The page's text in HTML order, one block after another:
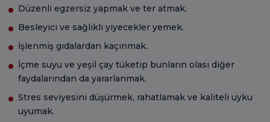
Düzenli egzersiz yapmak ve ter atmak.
Besleyici ve sağlıklı yiyecekler yemek.
İşlenmiş gıdalardan kaçınmak.
İçme suyu ve yeşil çay tüketip bunların olası diğer
faydalarından da yararlanmak.
Stres seviyesini düşürmek, rahatlamak ve kaliteli uyku
uyumak.